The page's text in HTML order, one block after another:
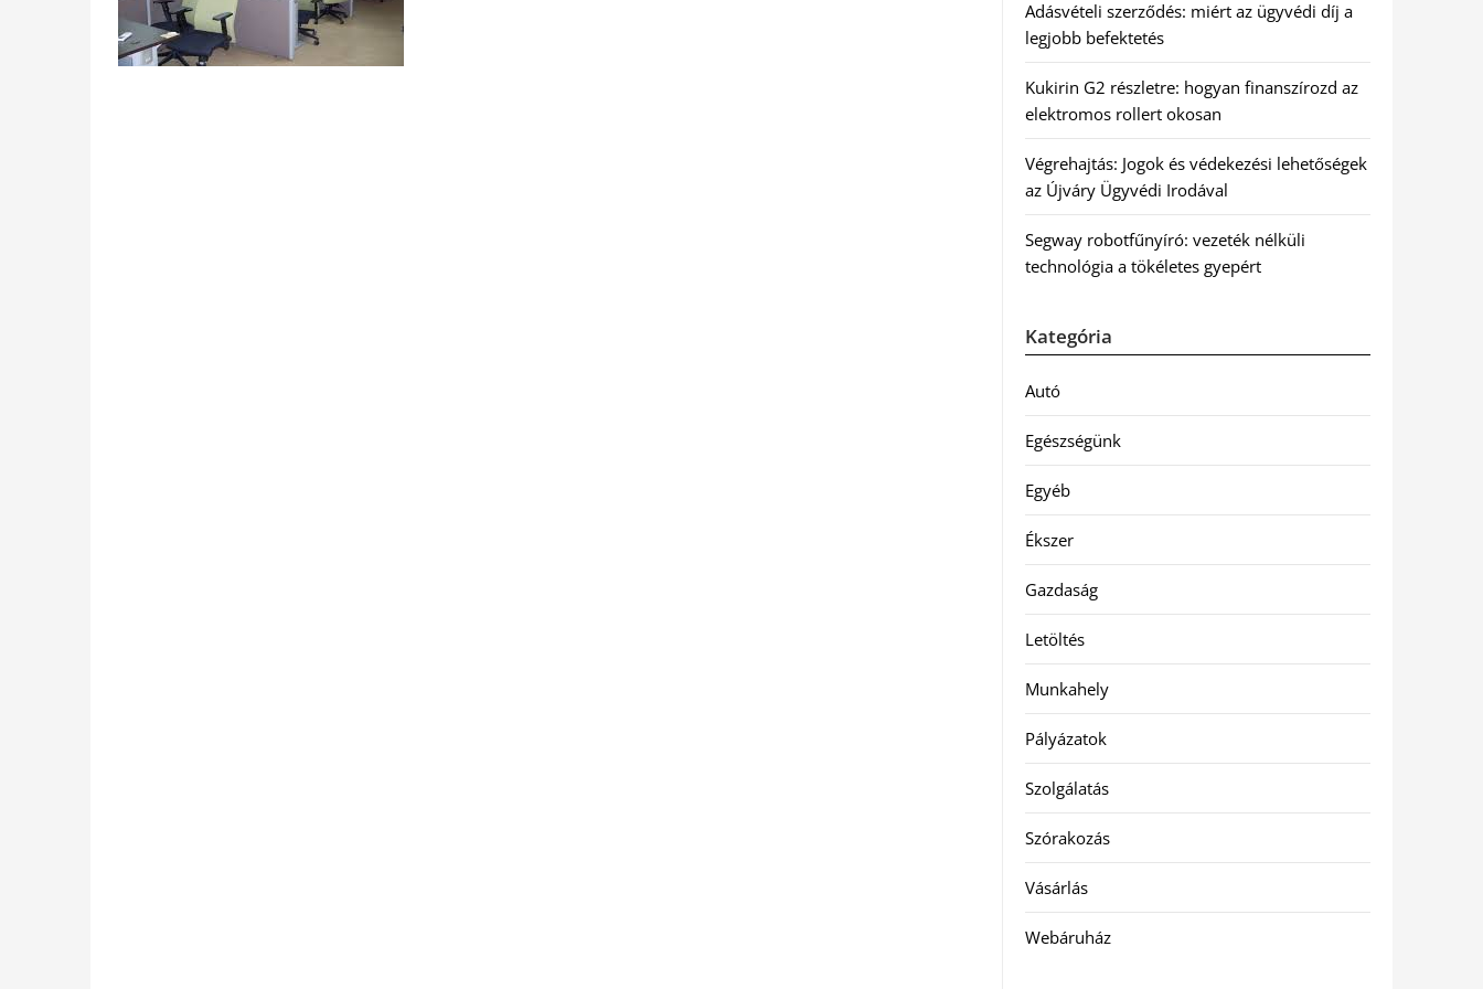
Adásvételi szerződés: miért az ügyvédi díj a
legjobb befektetés
Kukirin G2 részletre: hogyan finanszírozd az
elektromos rollert okosan
Végrehajtás: Jogok és védekezési lehetőségek
az Újváry Ügyvédi Irodával
Segway robotfűnyíró: vezeték nélküli
technológia a tökéletes gyepért
Kategória
Autó
Egészségünk
Egyéb
Ékszer
Gazdaság
Letöltés
Munkahely
Pályázatok
Szolgálatás
Szórakozás
Vásárlás
Webáruház